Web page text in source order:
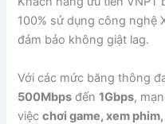
100% sử dụng công nghệ
đảm bảo không giật lag.
Với các mức băng thông
500Mbps đến1Gbps,
việcchơi game, xem